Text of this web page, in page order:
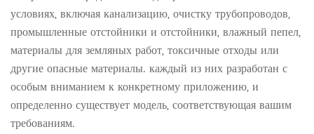
условиях, включая канализацию, очистку трубопроводов,
промышленные отстойники и отстойники, влажный пепел,
материалы для земляных работ, токсичные отходы или
другие опасные материалы. каждый из них разработан с
особым вниманием к конкретному приложению, и
определенно существует модель, соответствующая вашим
требованиям.